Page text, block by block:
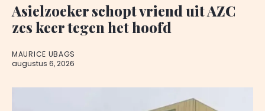
Asielzoeker schopt vriend uit AZC
zes keer tegen het hoofd
MAURICE UBAGS
augustus 6, 2026